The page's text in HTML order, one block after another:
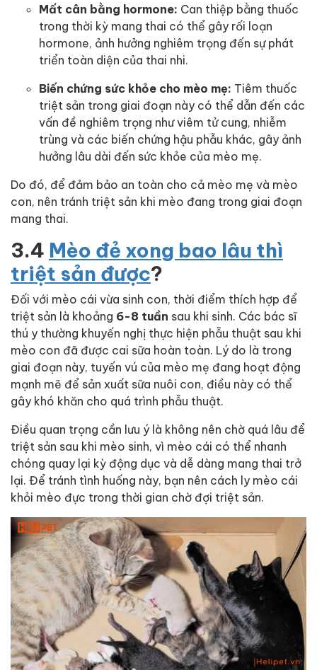
Mất cân bằng hormone: Can thiệp bằng thuốc
trong thời kỳ mang thai có thể gây rối loạn
hormone, ảnh hưởng nghiêm trọng đến sự phát
triển toàn diện của thai nhi.
Biến chứng sức khỏe cho mèo mẹ: Tiêm thuốc
triệt sản trong giai đoạn này có thể dẫn đến các
vấn đề nghiêm trọng như viêm tử cung, nhiễm
trùng và các biến chứng hậu phẫu khác, gây ảnh
hưởng lâu dài đến sức khỏe của mèo mẹ.
Do đó, để đảm bảo an toàn cho cả mèo mẹ và mèo
con, nên tránh triệt sản khi mèo đang trong giai đoạn
mang thai.
3.4 Mèo đẻ xong bao lâu thì
triệt sản được?
Đối với mèo cái vừa sinh con, thời điểm thích hợp để
triệt sản là khoảng 6-8 tuần sau khi sinh. Các bác sĩ
thú y thường khuyến nghị thực hiện phẫu thuật sau khi
mèo con đã được cai sữa hoàn toàn. Lý do là trong
giai đoạn này, tuyến vú của mèo mẹ đang hoạt động
mạnh mẽ để sản xuất sữa nuôi con, điều này có thể
gây khó khăn cho quá trình phẫu thuật.
Điều quan trọng cần lưu ý là không nên chờ quá lâu để
triệt sản sau khi mèo sinh, vì mèo cái có thể nhanh
chóng quay lại kỳ động dục và dễ dàng mang thai trở
lại. Để tránh tình huống này, bạn nên cách ly mèo cái
khỏi mèo đực trong thời gian chờ đợi triệt sản.